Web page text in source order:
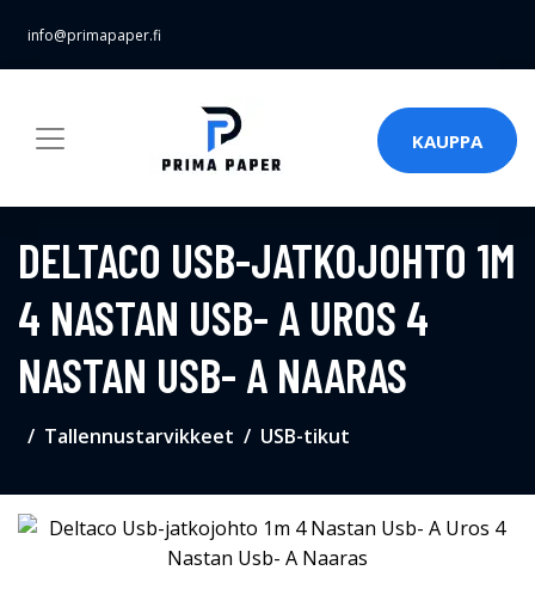
info@primapaper.fi
KAUPPA
DELTACO USB-JATKOJOHTO 1M
4 NASTAN USB- A UROS 4
NASTAN USB- A NAARAS
Tallennustarvikkeet USB-tikut